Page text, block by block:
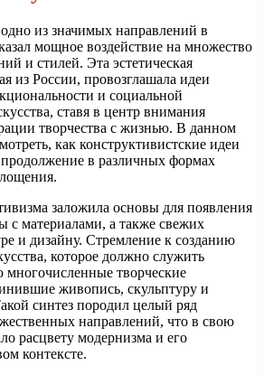
из значимых направлений в
мощное воздействие на множество
и стилей. Эта эстетическая
из России, провозглашала идеи
и социальной
ставя в центр внимания
творчества с жизнью. В данном
как конструктивистские идеи
в различных формах
заложила основы для появления
с материалами, а также свежих
и дизайну. Стремление к созданию
которое должно служить
многочисленные творческие
живопись, скульптуру и
синтез породил целый ряд
направлений, что в свою
расцвету модернизма и его
контексте.